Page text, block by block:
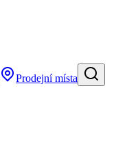
Prodejní místa